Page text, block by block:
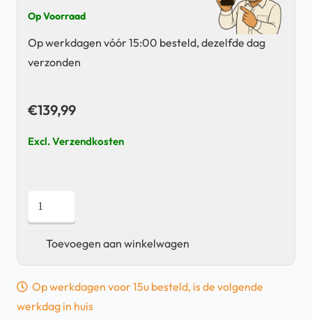
Op Voorraad
Op werkdagen vóór 15:00 besteld, dezelfde dag
verzonden
€139,99
Excl. Verzendkosten
Samsung
Galaxy
128GB
Toevoegen aan winkelwagen
Op werkdagen voor 15u besteld, is de volgende
werkdag in huis